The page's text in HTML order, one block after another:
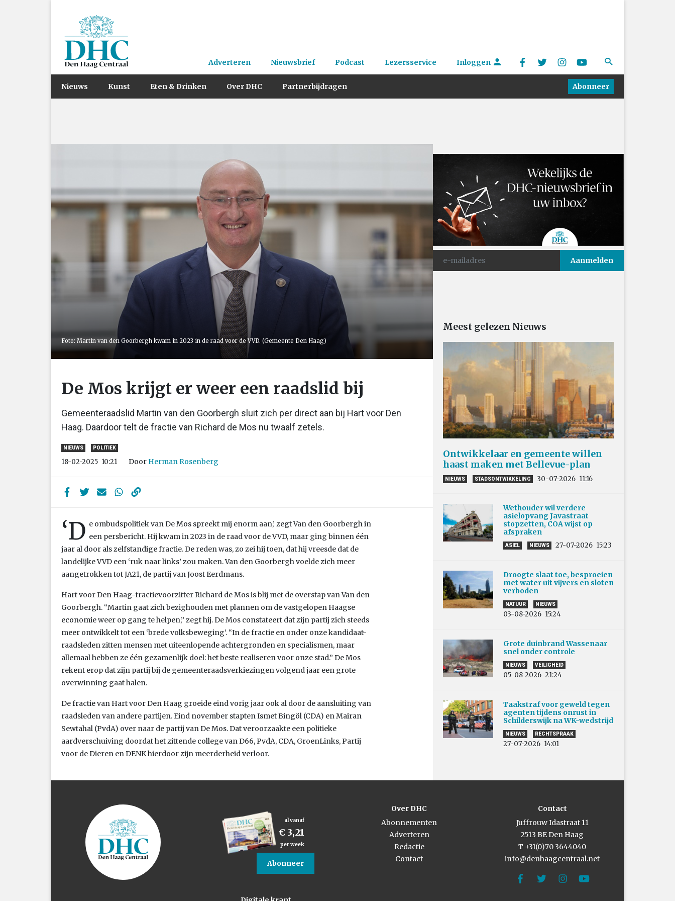
Adverteren Nieuwsbrief Podcast Lezersservice Inloggen
Nieuws Kunst Eten & Drinken Over DHC Partnerbijdragen Abonneer
Foto: Martin van den Goorbergh kwam in 2023 in de raad voor de VVD. (Gemeente Den Haag)
De Mos krijgt er weer een raadslid bij
Gemeenteraadslid Martin van den Goorbergh sluit zich per direct aan bij Hart voor Den
Haag. Daardoor telt de fractie van Richard de Mos nu twaalf zetels.
NIEUWS POLITIEK
18-02-2025 10:21 Door Herman Rosenberg
‘D e ombudspolitiek van De Mos spreekt mij enorm aan,’ zegt Van den Goorbergh in
een persbericht. Hij kwam in 2023 in de raad voor de VVD, maar ging binnen één
jaar al door als zelfstandige fractie. De reden was, zo zei hij toen, dat hij vreesde dat de
landelijke VVD een ‘ruk naar links’ zou maken. Van den Goorbergh voelde zich meer
aangetrokken tot JA21, de partij van Joost Eerdmans.
Hart voor Den Haag-fractievoorzitter Richard de Mos is blij met de overstap van Van den
Goorbergh. “Martin gaat zich bezighouden met plannen om de vastgelopen Haagse
economie weer op gang te helpen,” zegt hij. De Mos constateert dat zijn partij zich steeds
meer ontwikkelt tot een ‘brede volksbeweging’. “In de fractie en onder onze kandidaat-
raadsleden zitten mensen met uiteenlopende achtergronden en specialismen, maar
allemaal hebben ze één gezamenlijk doel: het beste realiseren voor onze stad.” De Mos
rekent erop dat zijn partij bij de gemeenteraadsverkiezingen volgend jaar een grote
overwinning gaat halen.
De fractie van Hart voor Den Haag groeide eind vorig jaar ook al door de aansluiting van
raadsleden van andere partijen. Eind november stapten Ismet Bingöl (CDA) en Mairan
Sewtahal (PvdA) over naar de partij van De Mos. Dat veroorzaakte een politieke
aardverschuiving doordat het zittende college van D66, PvdA, CDA, GroenLinks, Partij
voor de Dieren en DENK hierdoor zijn meerderheid verloor.
Meest gelezen Nieuws
Ontwikkelaar en gemeente willen
haast maken met Bellevue-plan
NIEUWS STADSONTWIKKELING 30-07-2026 11:16
Wethouder wil verdere
asielopvang Javastraat
stopzetten, COA wijst op
afspraken
ASIEL NIEUWS 27-07-2026 15:23
Droogte slaat toe, besproeien
met water uit vijvers en sloten
verboden
NATUUR NIEUWS
03-08-2026 15:24
Grote duinbrand Wassenaar
snel onder controle
NIEUWS VEILIGHEID
05-08-2026 21:24
Taakstraf voor geweld tegen
agenten tijdens onrust in
Schilderswijk na WK-wedstrijd
NIEUWS RECHTSPRAAK
27-07-2026 14:01
al vanaf
€ 3,21
per week
Abonneer
Over DHC
Abonnementen
Adverteren
Redactie
Contact
Contact
Juffrouw Idastraat 11
2513 BE Den Haag
T +31(0)70 3644040
info@denhaagcentraal.net